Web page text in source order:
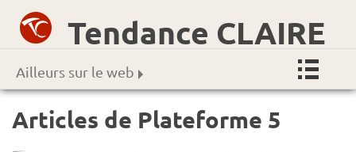
Tendance CLAIRE
Ailleurs sur le web
Articles de Plateforme 5